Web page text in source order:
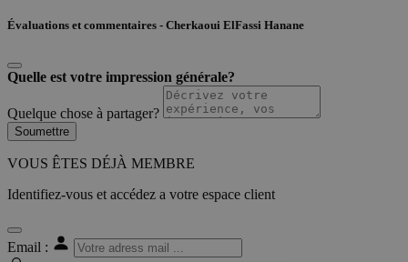
Évaluations et commentaires - Cherkaoui ElFassi Hanane
Quelle est votre impression générale?
Quelque chose à partager?
Soumettre
VOUS ÊTES DÉJÀ MEMBRE
Identifiez-vous et accédez a votre espace client
Email :